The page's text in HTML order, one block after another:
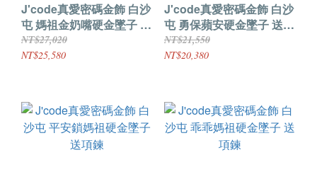
J'code真愛密碼金飾 白沙
屯 媽祖金奶嘴硬金墜子 送
項鍊
NT$27,020
NT$25,580
J'code真愛密碼金飾 白沙
屯 勇保蘋安硬金墜子 送項
鍊
NT$21,550
NT$20,380